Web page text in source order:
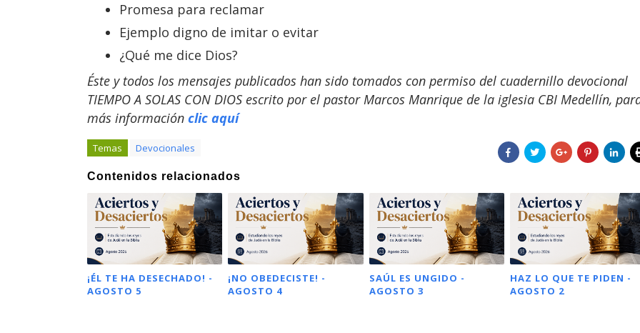
Promesa para reclamar
Ejemplo digno de imitar o evitar
¿Qué me dice Dios?
Éste y todos los mensajes publicados han sido tomados con permiso del cuadernillo devocional
TIEMPO A SOLAS CON DIOS escrito por el pastor Marcos Manrique de la iglesia CBI Medellín,
más información clic aquí
Temas Devocionales
Contenidos relacionados
¡ÉL TE HA DESECHADO! -
AGOSTO 5
¡NO OBEDECISTE! -
AGOSTO 4
SAÚL ES UNGIDO -
AGOSTO 3
HAZ LO QUE TE PIDEN -
AGOSTO 2